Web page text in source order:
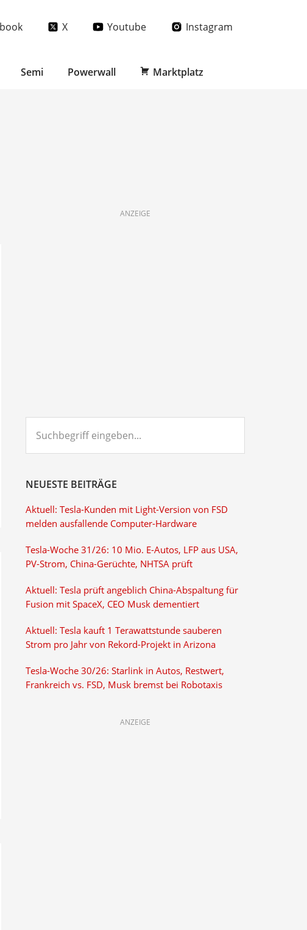
X Youtube Instagram
Semi Powerwall Marktplatz
ANZEIGE
eingeben...
NEUESTE BEITRÄGE
Aktuell: Tesla-Kunden mit Light-Version von FSD
melden ausfallende Computer-Hardware
Tesla-Woche 31/26: 10 Mio. E-Autos, LFP aus USA,
PV-Strom, China-Gerüchte, NHTSA prüft
Aktuell: Tesla prüft angeblich China-Abspaltung für
Fusion mit SpaceX, CEO Musk dementiert
Aktuell: Tesla kauft 1 Terawattstunde sauberen
Strom pro Jahr von Rekord-Projekt in Arizona
Tesla-Woche 30/26: Starlink in Autos, Restwert,
Frankreich vs. FSD, Musk bremst bei Robotaxis
ANZEIGE